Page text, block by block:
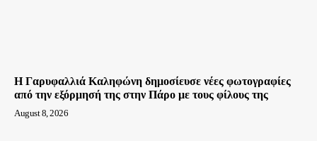
Η Γαρυφαλλιά Καληφώνη δημοσίευσε νέες φωτογραφίες
από την εξόρμησή της στην Πάρο με τους φίλους της
August 8, 2026